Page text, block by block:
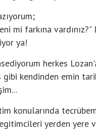
mi farkına
ya!
herkes
gibi kendinden emin
konularında
yerden yere